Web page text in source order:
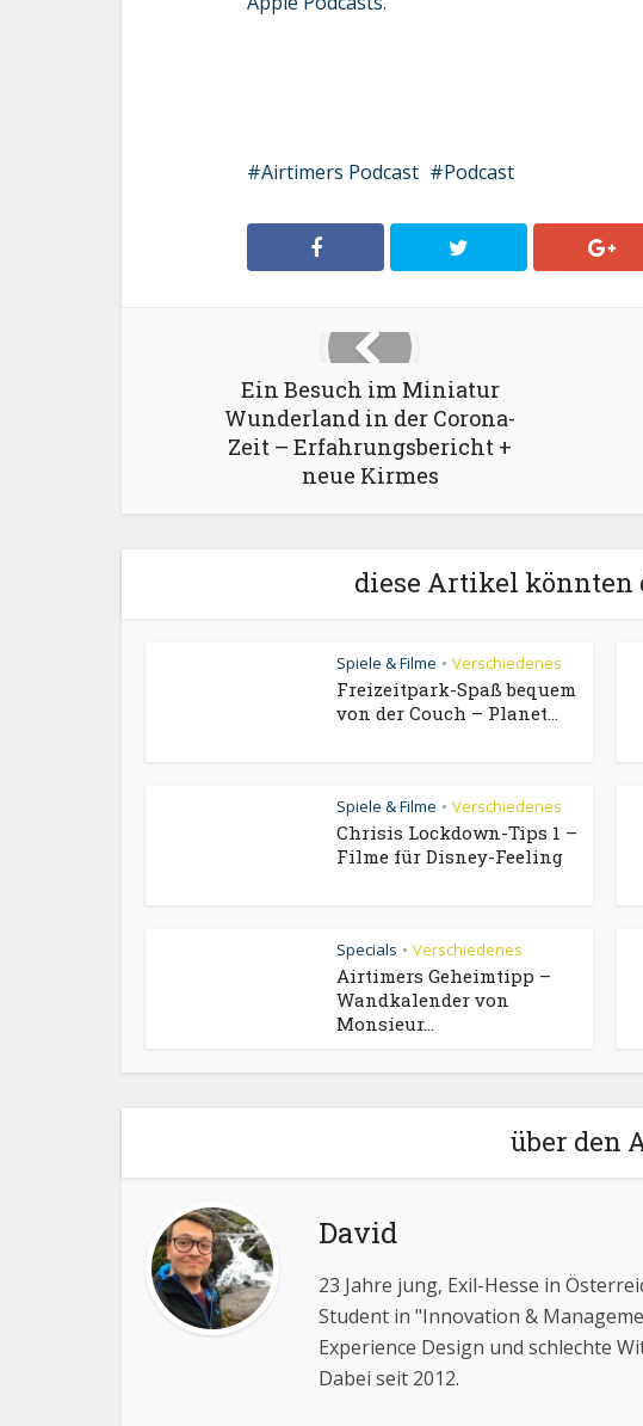
Airtimers Podcast Podcast
Ein Besuch im Miniatur
Wunderland in der Corona-
Zeit – Erfahrungsbericht +
neue Kirmes
diese Artikel könnten
Spiele & Filme • Verschiedenes
Freizeitpark-Spaß bequem
von der Couch – Planet...
Spiele & Filme • Verschiedenes
Chrisis Lockdown-Tips 1 –
Filme für Disney-Feeling
Specials • Verschiedenes
Airtimers Geheimtipp –
Wandkalender von
Monsieur...
über den
David
23 Jahre jung, Exil-Hesse in
Student in "Innovation &
Experience Design und schlechte
Dabei seit 2012.